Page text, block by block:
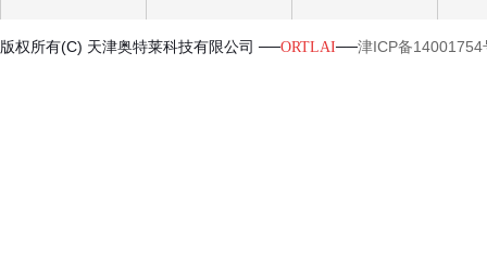
版权所有(C) 天津奥特莱科技有限公司 ──ORTLAI──津ICP备14001754